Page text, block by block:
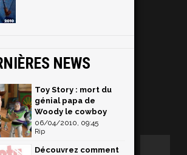
NEWS
Toy Story : mort du
génial papa de
Woody le cowboy
06/04/2010, 09:45
Rip
Découvrez comment